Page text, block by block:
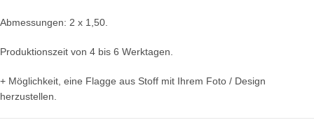
Abmessungen: 2 x 1,50.
Produktionszeit von 4 bis 6 Werktagen.
+ Möglichkeit, eine Flagge aus Stoff mit Ihrem Foto / Design
herzustellen.